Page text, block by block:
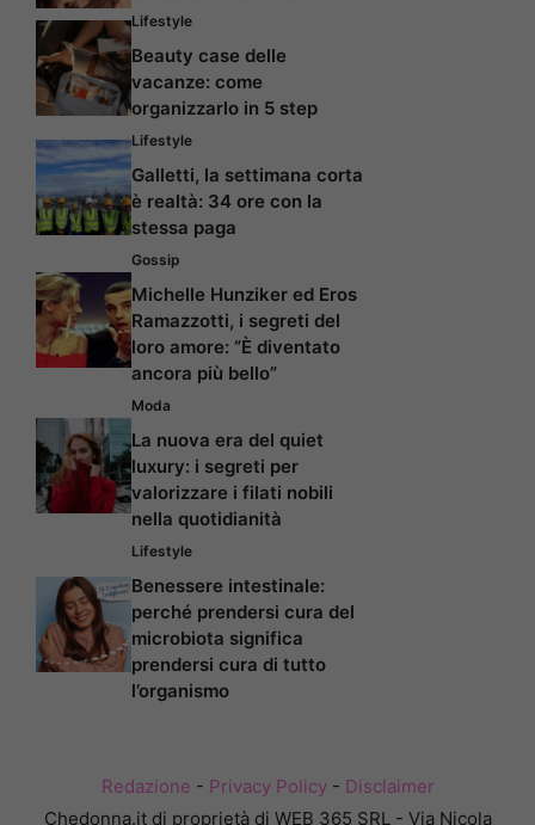
Lifestyle
Beauty case delle
vacanze: come
organizzarlo in 5 step
Lifestyle
Galletti, la settimana corta
è realtà: 34 ore con la
stessa paga
Gossip
Michelle Hunziker ed Eros
Ramazzotti, i segreti del
loro amore: “È diventato
ancora più bello”
Moda
La nuova era del quiet
luxury: i segreti per
valorizzare i filati nobili
nella quotidianità
Lifestyle
Benessere intestinale:
perché prendersi cura del
microbiota significa
prendersi cura di tutto
l’organismo
Redazione - Privacy Policy- Disclaimer
Chedonna.it di proprietà di WEB 365 SRL - Via Nicola